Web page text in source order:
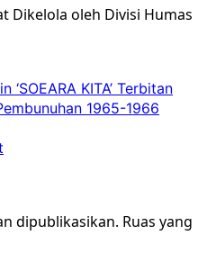
Dikelola oleh Divisi Humas
KITA’ Terbitan
1965-1966
dipublikasikan. Ruas yang